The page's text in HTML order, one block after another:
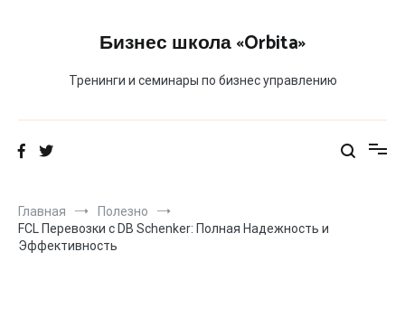
Бизнес школа «Orbita»
Тренинги и семинары по бизнес управлению
Главная
Полезно
FCL Перевозки с DB Schenker: Полная Надежность и
Эффективность